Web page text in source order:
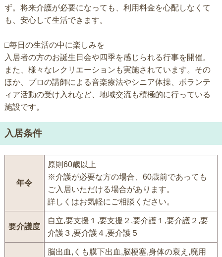
ず。将来介護が必要になっても、利用料金を心配しなくて
も、安心して生活できます。
□毎日の生活の中に楽しみを
入居者の方のお誕生日会や四季を感じられる行事を開催。
また、様々なレクリエーションも実施されています。その
ほか、プロの講師による音楽療法やシニア体操、ボランテ
ィア活動の受け入れなど、地域交流も積極的に行っている
施設です。
入居条件
年令
原則60歳以上
※介護が必要な方の場合、60歳前であっても
ご入居いただける場合があります。
詳しくはお気軽にご相談ください。
要介護度
自立,要支援１,要支援２,要介護１,要介護２,要
介護３,要介護４,要介護５
脳出血,くも膜下出血,脳梗塞,身体の衰え,廃用